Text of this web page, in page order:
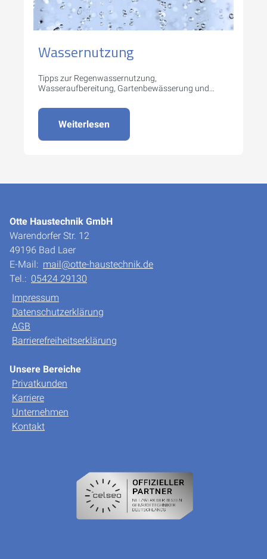
Wassernutzung
Tipps zur Regenwassernutzung,
Wasseraufbereitung, Gartenbewässerung und
Weiterlesen
Otte Haustechnik GmbH
Warendorfer Str. 12
49196 Bad Laer
E-Mail: mail@otte-haustechnik.de
Tel.: 05424 29130
Impressum
Datenschutzerklärung
AGB
Barrierefreiheitserklärung
Unsere Bereiche
Privatkunden
Karriere
Unternehmen
Kontakt